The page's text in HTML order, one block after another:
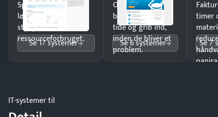
Spar tid på
lønberegning og få
styr på
ressourceforbruget.
Se 17 systemer
Opdag
budgetafvigelser i
tide og grib ind,
inden de bliver et
problem.
Se 6 systemer
timer
Se 7
IT-systemer til